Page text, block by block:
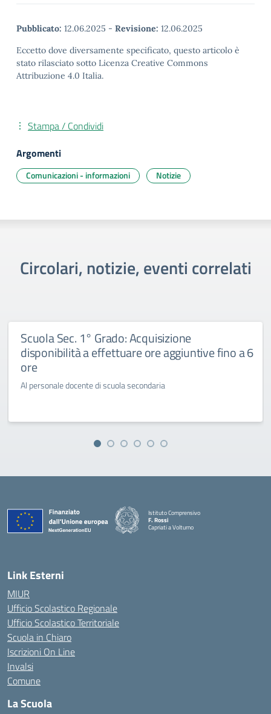
Pubblicato: 12.06.2025 - Revisione: 12.06.2025
Eccetto dove diversamente specificato, questo articolo è
stato rilasciato sotto Licenza Creative Commons
Attribuzione 4.0 Italia.
Stampa / Condividi
Argomenti
Comunicazioni - informazioni Notizie
Circolari, notizie, eventi correlati
Scuola Sec. 1° Grado: Acquisizione
disponibilità a effettuare ore aggiuntive fino a 6
ore
Al personale docente di scuola secondaria
Istituto Comprensivo
F. Rossi
Capriati a Volturno
— Visita la pagina iniziale della scuola
Link Esterni
MIUR
Ufficio Scolastico Regionale
Ufficio Scolastico Territoriale
Scuola in Chiaro
Iscrizioni On Line
Invalsi
Comune
La Scuola